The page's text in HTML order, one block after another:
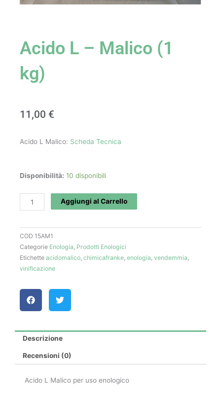
Acido L – Malico (1
kg)
11,00 €
Acido L Malico: Scheda Tecnica
Disponibilità: 10 disponibili
Acido
Malico
kg)
quantità
Aggiungi al Carrello
COD 15AM1
Categorie Enologia, Prodotti Enologici
Etichette acidomalico, chimicafranke, enologia, vendemmia,
vinificazione
Descrizione
Recensioni (0)
Acido L Malico per uso enologico